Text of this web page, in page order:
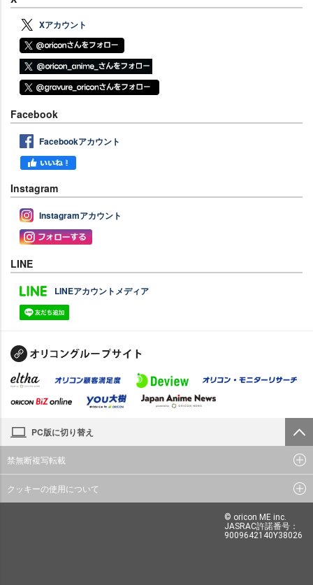
Xアカウント
Facebook
Facebookアカウント
Instagram
Instagramアカウント
LINE
LINEアカウントメディア
PC版に切り替え
禁無断複写転載
クッキーの使用について
© oricon ME inc.
JASRAC許諾番号：
9009642140Y38026